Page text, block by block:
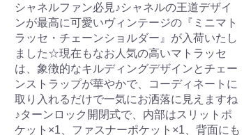
シャネルファン必見♪シャネルの王道デザイ
ンが最高に可愛いヴィンテージの『ミニマト
ラッセ・チェーンショルダー』が入荷いたし
ました☆現在もなお人気の高いマトラッセ
は、象徴的なキルディングデザインとチェー
ンストラップが華やかで、コーディネートに
取り入れるだけで一気にお洒落に見えますね
♪ターンロック開閉式で、内部はスリットポ
ケット×1、ファスナーポケット×1、背面にも